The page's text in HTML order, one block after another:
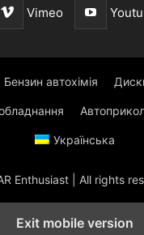
Vimeo
Бензин автохімія
Українська
Enthusiast | All rights
Exit mobile version